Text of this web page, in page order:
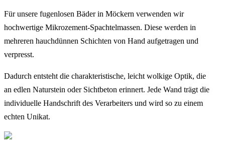
Für unsere fugenlosen Bäder in Möckern verwenden wir
hochwertige Mikrozement-Spachtelmassen. Diese werden in
mehreren hauchdünnen Schichten von Hand aufgetragen und
verpresst.
Dadurch entsteht die charakteristische, leicht wolkige Optik, die
an edlen Naturstein oder Sichtbeton erinnert. Jede Wand trägt die
individuelle Handschrift des Verarbeiters und wird so zu einem
echten Unikat.